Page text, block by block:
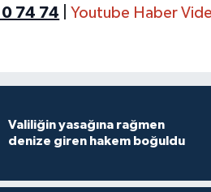
74 74 |Youtube Haber
Valiliğin yasağına rağmen
denize giren hakem boğuldu